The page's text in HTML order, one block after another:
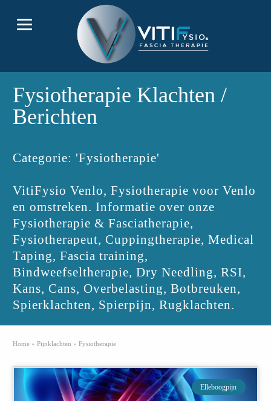
Fysiotherapie Klachten /
Berichten
Categorie: 'Fysiotherapie'
VitiFysio Venlo, Fysiotherapie voor Venlo
en omstreken. Informatie over onze
Fysiotherapie & Fasciatherapie,
Fysiotherapeut, Cuppingtherapie, Medical
Taping, Fascia training,
Bindweefseltherapie, Dry Needling, RSI,
Kans, Cans, Overbelasting, Botbreuken,
Spierklachten, Spierpijn, Rugklachten.
Home » Pijnklachten » Fysiotherapie
Elleboogpijn